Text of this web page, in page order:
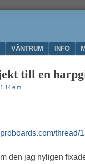
VÄNTRUM INFO
till en
e m
den jag nyligen